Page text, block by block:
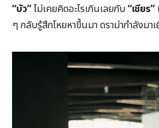
“บัว”ไม่เคยคิดอะไรเกินเลยกับ“เชียร”
ๆ กลับรู้สึกโหยหาขึ้นมา ดราม่ากำลังมา